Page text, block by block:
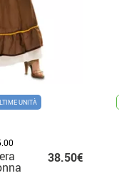
UNITÀ
38.50€